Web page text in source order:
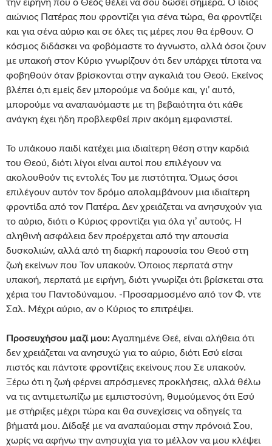
την ειρήνη που ο Θεός θέλει να σου δώσει σήμερα. Ο ίδιος
αιώνιος Πατέρας που φροντίζει για σένα τώρα, θα φροντίζει
και για σένα αύριο και σε όλες τις μέρες που θα έρθουν. Ο
κόσμος διδάσκει να φοβόμαστε το άγνωστο, αλλά όσοι ζουν
με υπακοή στον Κύριο γνωρίζουν ότι δεν υπάρχει τίποτα να
φοβηθούν όταν βρίσκονται στην αγκαλιά του Θεού. Εκείνος
βλέπει ό,τι εμείς δεν μπορούμε να δούμε και, γι’ αυτό,
μπορούμε να αναπαυόμαστε με τη βεβαιότητα ότι κάθε
ανάγκη έχει ήδη προβλεφθεί πριν ακόμη εμφανιστεί.
Το υπάκουο παιδί κατέχει μια ιδιαίτερη θέση στην καρδιά
του Θεού, διότι λίγοι είναι αυτοί που επιλέγουν να
ακολουθούν τις εντολές Του με πιστότητα. Όμως όσοι
επιλέγουν αυτόν τον δρόμο απολαμβάνουν μια ιδιαίτερη
φροντίδα από τον Πατέρα. Δεν χρειάζεται να ανησυχούν για
το αύριο, διότι ο Κύριος φροντίζει για όλα γι’ αυτούς. Η
αληθινή ασφάλεια δεν προέρχεται από την απουσία
δυσκολιών, αλλά από τη διαρκή παρουσία του Θεού στη
ζωή εκείνων που Τον υπακούν. Όποιος περπατά στην
υπακοή, περπατά με ειρήνη, διότι γνωρίζει ότι βρίσκεται στα
χέρια του Παντοδύναμου. -Προσαρμοσμένο από τον Φ. ντε
Σαλ. Μέχρι αύριο, αν ο Κύριος το επιτρέψει.
Προσευχήσου μαζί μου:Αγαπημένε Θεέ, είναι αλήθεια ότι
δεν χρειάζεται να ανησυχώ για το αύριο, διότι Εσύ είσαι
πιστός και πάντοτε φροντίζεις εκείνους που Σε υπακούν.
Ξέρω ότι η ζωή φέρνει απρόσμενες προκλήσεις, αλλά θέλω
να τις αντιμετωπίζω με εμπιστοσύνη, θυμούμενος ότι Εσύ
με στήριξες μέχρι τώρα και θα συνεχίσεις να οδηγείς τα
βήματά μου. Δίδαξέ με να αναπαύομαι στην πρόνοιά Σου,
χωρίς να αφήνω την ανησυχία για το μέλλον να μου κλέψει